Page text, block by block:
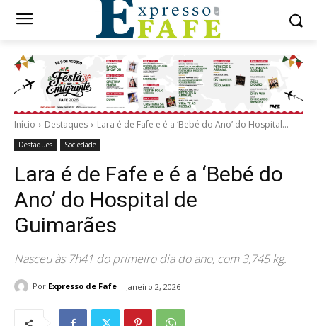
Início Destaques Lara é de Fafe e é a ‘Bebé do Ano’ do Hospital...
Destaques Sociedade
Lara é de Fafe e é a ‘Bebé do
Ano’ do Hospital de
Guimarães
Nasceu às 7h41 do primeiro dia do ano, com 3,745 kg.
Por Expresso de Fafe Janeiro 2, 2026